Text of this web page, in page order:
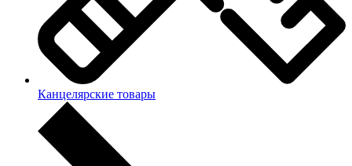
Канцелярские товары